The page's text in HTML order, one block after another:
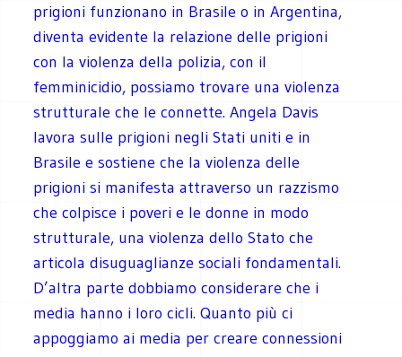
prigioni funzionano in Brasile o in Argentina,
diventa evidente la relazione delle prigioni
con la violenza della polizia, con il
femminicidio, possiamo trovare una violenza
strutturale che le connette. Angela Davis
lavora sulle prigioni negli Stati uniti e in
Brasile e sostiene che la violenza delle
prigioni si manifesta attraverso un razzismo
che colpisce i poveri e le donne in modo
strutturale, una violenza dello Stato che
articola disuguaglianze sociali fondamentali.
D’altra parte dobbiamo considerare che i
media hanno i loro cicli. Quanto più ci
appoggiamo ai media per creare connessioni